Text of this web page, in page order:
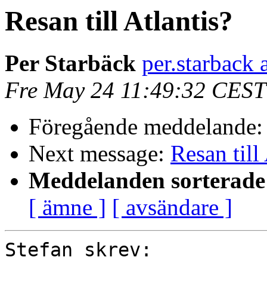
Resan till Atlantis?
Per Starbäck per.starback
Fre May 24 11:49:32
Föregående
Next message: Resan till
Meddelanden
[ ämne ] [ avsändare ]
Stefan skrev: